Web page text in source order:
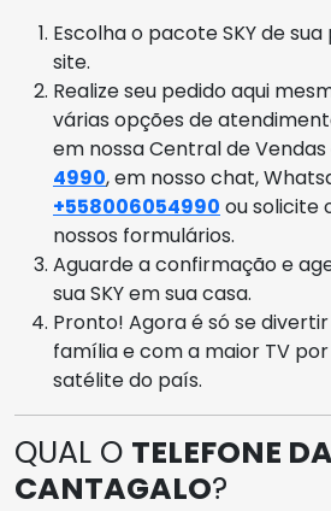
Escolha o pacote SKY de
site.
Realize seu pedido aqui
várias opções de
em nossa Central de Vendas
4990, em nosso chat,
+558006054990 ou solicite
nossos formulários.
Aguarde a confirmação e
sua SKY em sua casa.
Pronto! Agora é só se
família e com a maior TV
satélite do país.
QUAL O TELEFONE
CANTAGALO?